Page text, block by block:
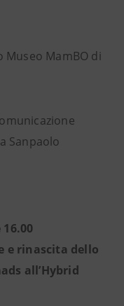
MamBO di
Sanpaolo
e rinascita dello
all’Hybrid